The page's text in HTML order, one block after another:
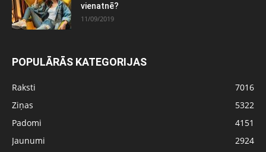
vienatnē?
11/09/2019
POPULĀRĀS KATEGORIJAS
Raksti
7016
Ziņas
5322
Padomi
4151
Jaunumi
2924